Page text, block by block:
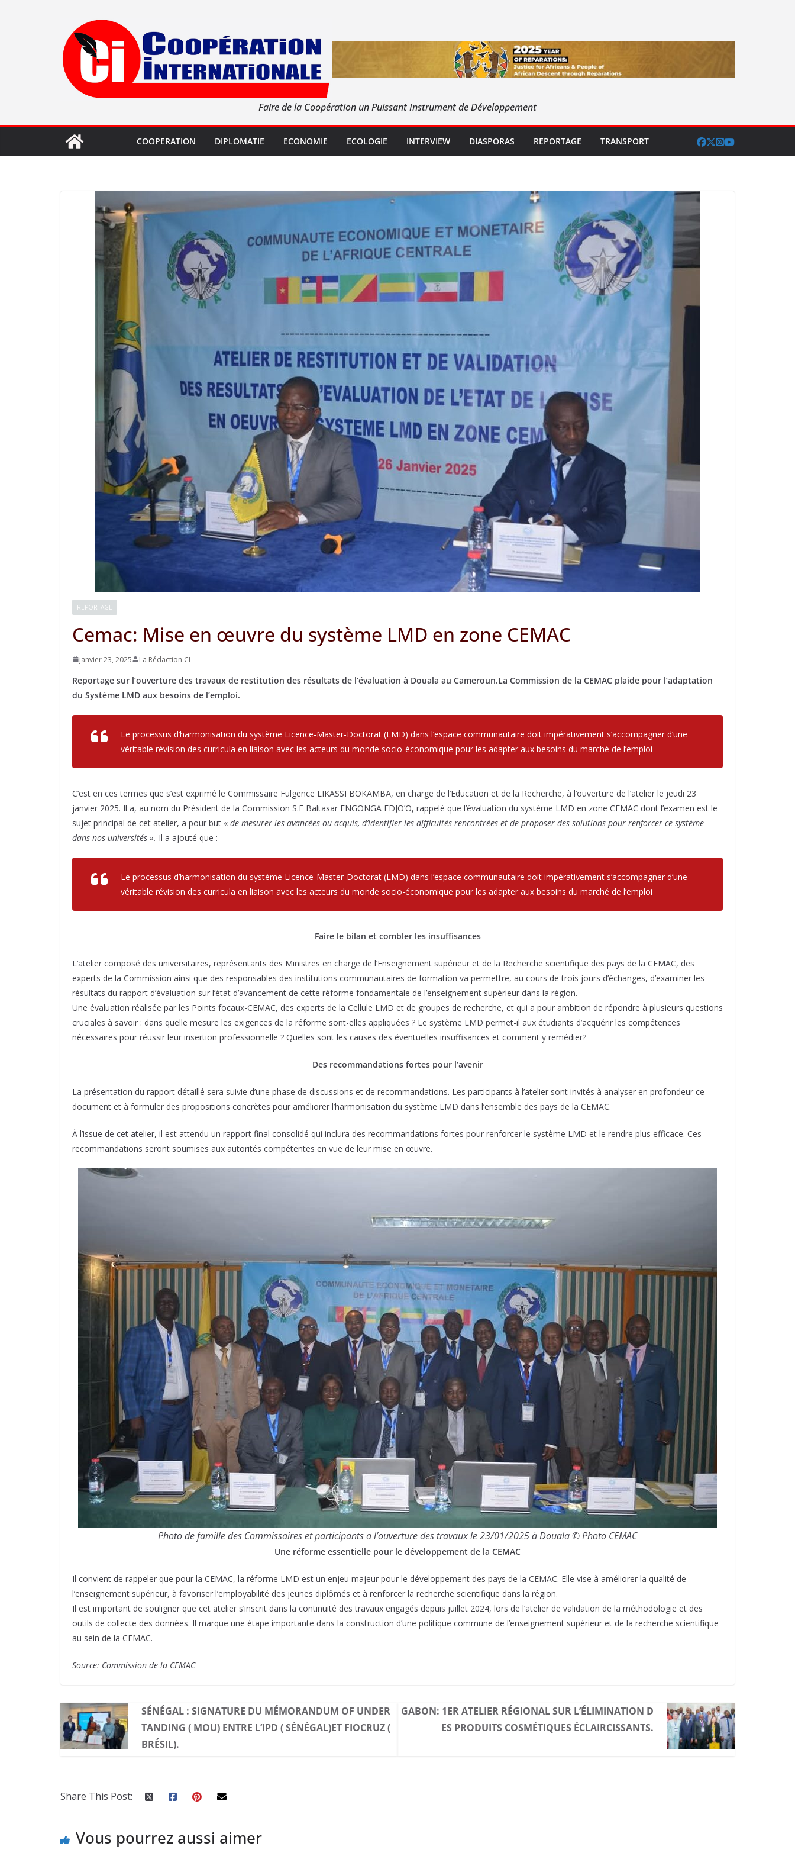
Faire de la Coopération un Puissant Instrument de Développement
COOPERATION DIPLOMATIE ECONOMIE ECOLOGIE INTERVIEW DIASPORAS REPORTAGE TRANSPORT
REPORTAGE
Cemac: Mise en œuvre du système LMD en zone CEMAC
janvier 23, 2025 La Rédaction CI
Reportage sur l’ouverture des travaux de restitution des résultats de l’évaluation à Douala au Cameroun.La Commission de la CEMAC plaide pour l’adaptation
du Système LMD aux besoins de l’emploi.
Le processus d’harmonisation du système Licence-Master-Doctorat (LMD) dans l’espace communautaire doit impérativement s’accompagner d’une
véritable révision des curricula en liaison avec les acteurs du monde socio-économique pour les adapter aux besoins du marché de l’emploi
C’est en ces termes que s’est exprimé le Commissaire Fulgence LIKASSI BOKAMBA, en charge de l’Education et de la Recherche, à l’ouverture de l’atelier le jeudi 23
janvier 2025. Il a, au nom du Président de la Commission S.E Baltasar ENGONGA EDJO’O, rappelé que l’évaluation du système LMD en zone CEMAC dont l’examen est le
sujet principal de cet atelier, a pour but « de mesurer les avancées ou acquis, d’identifier les difficultés rencontrées et de proposer des solutions pour renforcer ce système
dans nos universités ». Il a ajouté que :
Le processus d’harmonisation du système Licence-Master-Doctorat (LMD) dans l’espace communautaire doit impérativement s’accompagner d’une
véritable révision des curricula en liaison avec les acteurs du monde socio-économique pour les adapter aux besoins du marché de l’emploi
Faire le bilan et combler les insuffisances
L’atelier composé des universitaires, représentants des Ministres en charge de l’Enseignement supérieur et de la Recherche scientifique des pays de la CEMAC, des
experts de la Commission ainsi que des responsables des institutions communautaires de formation va permettre, au cours de trois jours d’échanges, d’examiner les
résultats du rapport d’évaluation sur l’état d’avancement de cette réforme fondamentale de l’enseignement supérieur dans la région.
Une évaluation réalisée par les Points focaux-CEMAC, des experts de la Cellule LMD et de groupes de recherche, et qui a pour ambition de répondre à plusieurs questions
cruciales à savoir : dans quelle mesure les exigences de la réforme sont-elles appliquées ? Le système LMD permet-il aux étudiants d’acquérir les compétences
nécessaires pour réussir leur insertion professionnelle ? Quelles sont les causes des éventuelles insuffisances et comment y remédier?
Des recommandations fortes pour l’avenir
La présentation du rapport détaillé sera suivie d’une phase de discussions et de recommandations. Les participants à l’atelier sont invités à analyser en profondeur ce
document et à formuler des propositions concrètes pour améliorer l’harmonisation du système LMD dans l’ensemble des pays de la CEMAC.
À l’issue de cet atelier, il est attendu un rapport final consolidé qui inclura des recommandations fortes pour renforcer le système LMD et le rendre plus efficace. Ces
recommandations seront soumises aux autorités compétentes en vue de leur mise en œuvre.
Photo de famille des Commissaires et participants a l’ouverture des travaux le 23/01/2025 à Douala © Photo CEMAC
Une réforme essentielle pour le développement de la CEMAC
Il convient de rappeler que pour la CEMAC, la réforme LMD est un enjeu majeur pour le développement des pays de la CEMAC. Elle vise à améliorer la qualité de
l’enseignement supérieur, à favoriser l’employabilité des jeunes diplômés et à renforcer la recherche scientifique dans la région.
Il est important de souligner que cet atelier s’inscrit dans la continuité des travaux engagés depuis juillet 2024, lors de l’atelier de validation de la méthodologie et des
outils de collecte des données. Il marque une étape importante dans la construction d’une politique commune de l’enseignement supérieur et de la recherche scientifique
au sein de la CEMAC.
Source: Commission de la CEMAC
SÉNÉGAL : SIGNATURE DU MÉMORANDUM OF UNDER
TANDING ( MOU) ENTRE L’IPD ( SÉNÉGAL)ET FIOCRUZ (
BRÉSIL).
GABON: 1ER ATELIER RÉGIONAL SUR L’ÉLIMINATION D
ES PRODUITS COSMÉTIQUES ÉCLAIRCISSANTS.
Share This Post:
Vous pourrez aussi aimer